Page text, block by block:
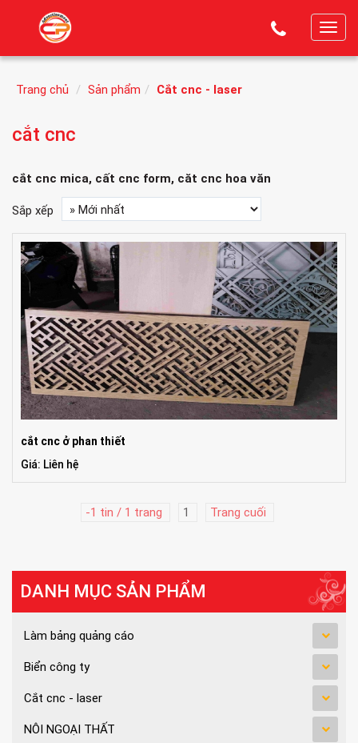
T
g
a
t
i
o
n
Trang chủ Sản phẩm Cắt cnc - laser
cắt cnc
cắt cnc mica, cất cnc form, căt cnc hoa văn
Sắp xếp
cắt cnc ở phan thiết
Giá: Liên hệ
-1 tin / 1 trang 1 Trang cuối
DANH MỤC SẢN PHẨM
Làm bảng quảng cáo
Biển công ty
Cắt cnc - laser
NÔI NGOẠI THẤT